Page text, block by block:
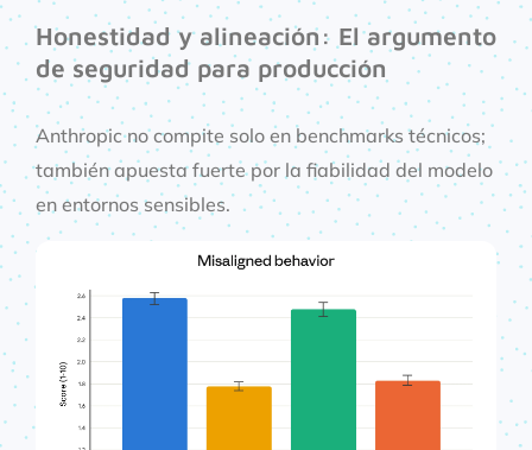
Honestidad y alineación: El argumento
de seguridad para producción
Anthropic no compite solo en benchmarks técnicos;
también apuesta fuerte por la fiabilidad del modelo
en entornos sensibles.